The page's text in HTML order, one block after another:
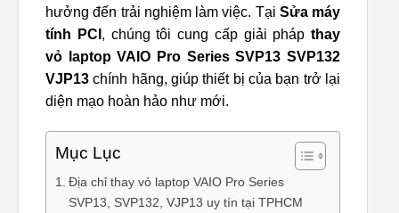
hưởng đến trải nghiệm làm việc. Tại Sửa máy
tính PCI , chúng tôi cung cấp giải pháp thay
vỏ laptop VAIO Pro Series SVP13 SVP132
VJP13 chính hãng, giúp thiết bị của bạn trở lại
diện mạo hoàn hảo như mới.
Mục Lục
Địa chỉ thay vỏ laptop VAIO Pro Series
SVP13, SVP132, VJP13 uy tín tại TPHCM